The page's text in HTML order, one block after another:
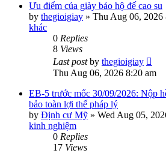
Ưu điểm của giày bảo hộ đế cao su
by thegioigiay » Thu Aug 06, 2026
khác
0 Replies
8 Views
Last postby thegioigiay
Thu Aug 06, 2026 8:20 am
EB-5 trước mốc 30/09/2026: Nộp
bảo toàn lợi thế pháp lý
by Định cư Mỹ » Wed Aug 05,
kinh nghiệm
0 Replies
17 Views